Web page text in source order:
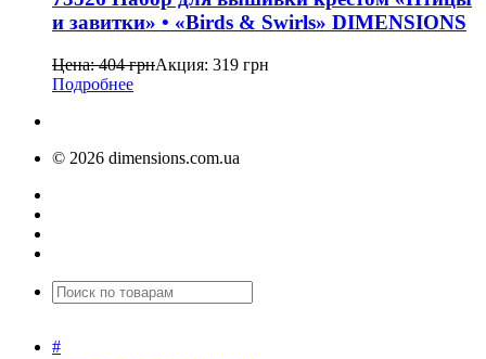
и завитки» • «Birds & Swirls» DIMENSIONS
Цена:404грнАкция: 319 грн
Подробнее
© 2026 dimensions.com.ua
#